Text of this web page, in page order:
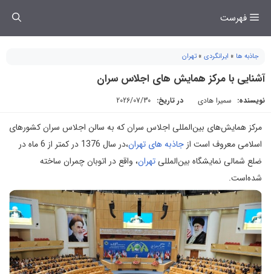
فهرست
جاذبه ها » ایرانگردی » تهران
آشنایی با مرکز همایش های اجلاس سران
نویسنده: سمیرا هادی در تاریخ: 2026/07/30
مرکز همایش‌های بین‌المللی اجلاس سران که به سالن اجلاس سران کشورهای
اسلامی معروف است از جاذبه های تهران
،در سال 1376 در کمتر از 6 ماه در
ضلع شمالی نمایشگاه بین‌المللیتهران، واقع در اتوبان چمران ساخته‌
شده‌است.